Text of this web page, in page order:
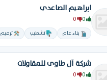
ابراهيم الصاعدي
0
0
بناء عام تشطيب ترميم
شركة آل طاوى للمقاولات
0
0